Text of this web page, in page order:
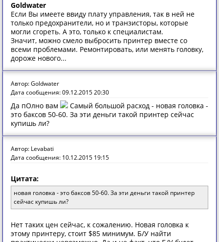
Goldwater
Если Вы имеете ввиду плату управления, так в ней не
только предохранители, но и транзисторы, которые
могли сгореть. А это, только к специалистам.
Значит, можно смело выбросить принтер вместе со
всеми проблемами. Ремонтировать, или менять головку,
дороже нового...
Автор: Goldwater
Дата сообщения: 09.12.2015 20:30
Да пОлно вам
Самый большой расход - новая головка -
это баксов 50-60. За эти деньги такой принтер сейчас
купишь ли?
Автор: Levabati
Дата сообщения: 10.12.2015 19:15
Цитата:
новая головка - это баксов 50-60. За эти деньги такой принтер
сейчас купишь ли?
Нет таких цен сейчас, к сожалению. Новая головка к
этому принтеру, стоит $85 минимум. Б/У найти